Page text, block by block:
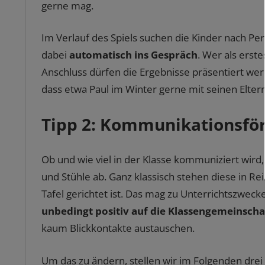
gerne mag.
Im Verlauf des Spiels suchen die Kinder nach
dabei automatisch ins Gespräch. Wer als
Anschluss dürfen die Ergebnisse präsentiert
dass etwa Paul im Winter gerne mit seinen Eltern
Tipp 2:
Ob und wie viel in der Klasse kommuniziert
und Stühle ab. Ganz klassisch stehen diese in
Tafel gerichtet ist. Das mag zu
unbedingt positiv auf die
kaum Blickkontakte austauschen.
Um das zu ändern, stellen wir im Folgenden